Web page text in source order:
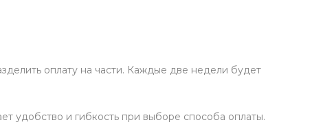
оплату на части. Каждые две недели будет
удобство и гибкость при выборе способа оплаты.